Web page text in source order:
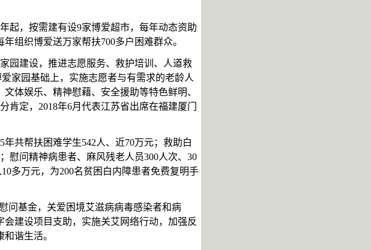
年起，按需建有设9家博爱超市，每年动态资助
组织博爱送万家帮扶700多户困难群众。
园建设，推进志愿服务、救护培训、人道救
家园基础上，实施志愿者与有需求的老龄人
体娱乐、精神慰藉、安全援助等特色鲜明、
定，2018年6月代表江苏省出席在福建厦门
5年共帮扶困难学生542人、近70万元；救助白
慰问精神病患者、麻风残老人员300人次、30
多万元，为200名贫困白内障患者免费复明手
问基金，关爱困境艾滋病病毒感染者和病
建设项目支助，实施关艾网络行动，加强反
谐生活。